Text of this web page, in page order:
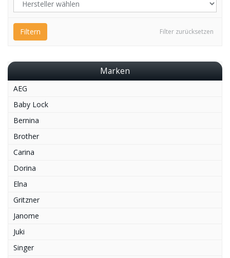
Filter zurücksetzen
Filtern
Marken
AEG
Baby Lock
Bernina
Brother
Carina
Dorina
Elna
Gritzner
Janome
Juki
Singer